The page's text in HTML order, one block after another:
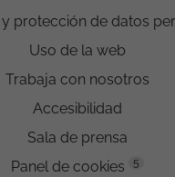
protección de datos
Uso de la web
Trabaja con nosotros
Accesibilidad
Sala de prensa
Panel de cookies
5